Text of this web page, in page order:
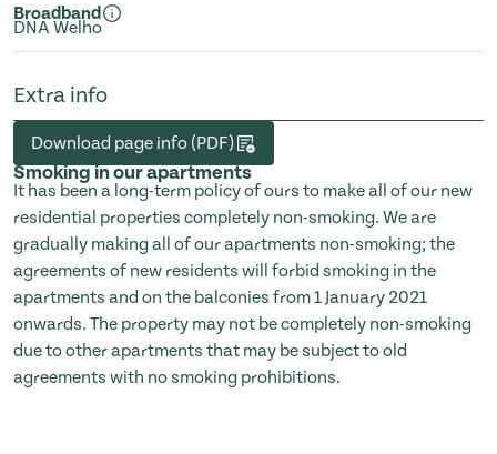
Broadband
DNA Welho
Extra info
Download page info (PDF)
Smoking in our apartments
It has been a long-term policy of ours to make all of our new
residential properties completely non-smoking. We are
gradually making all of our apartments non-smoking; the
agreements of new residents will forbid smoking in the
apartments and on the balconies from 1 January 2021
onwards. The property may not be completely non-smoking
due to other apartments that may be subject to old
agreements with no smoking prohibitions.